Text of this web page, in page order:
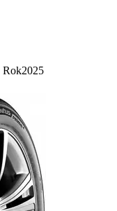
Rok2025